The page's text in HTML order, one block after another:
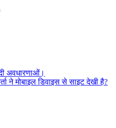
अवधारणाओं।
ने मोबाइल डिवाइस से साइट देखी है?